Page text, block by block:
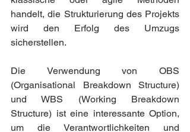
handelt, die Strukturierung des Projekts
wird den Erfolg des Umzugs
sicherstellen.
Die Verwendung von OBS
(Organisational Breakdown Structure)
und WBS (Working Breakdown
Structure) ist eine interessante Option,
um die Verantwortlichkeiten und